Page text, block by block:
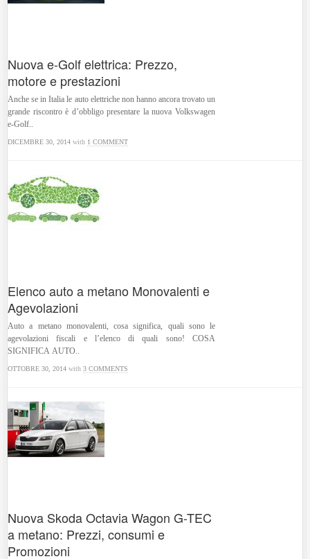
Nuova e-Golf elettrica: Prezzo,
motore e prestazioni
Anche se in Italia le auto elettriche non hanno ancora trovato un
grande riscontro è d’obbligo presentare la nuova Volkswagen
e-Golf..
DICEMBRE 30, 2014 with 1 COMMENT
Elenco auto a metano Monovalenti e
Agevolazioni
Auto a metano monovalenti, cosa significa, quali sono le
agevolazioni fiscali e l’elenco di quali sono! COSA
SIGNIFICA AUTO..
OTTOBRE 30, 2014 with3 COMMENTS
Nuova Skoda Octavia Wagon G-TEC
a metano: Prezzi, consumi e
Promozioni